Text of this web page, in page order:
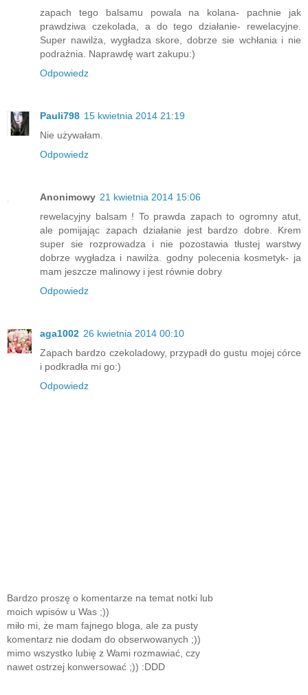
zapach tego balsamu powala na kolana- pachnie jak
prawdziwa czekolada, a do tego działanie- rewelacyjne.
Super nawilża, wygładza skore, dobrze sie wchłania i nie
podrażnia. Naprawdę wart zakupu:)
Odpowiedz
Pauli798 15 kwietnia 2014 21:19
Nie używałam.
Odpowiedz
Anonimowy 21 kwietnia 2014 15:06
rewelacyjny balsam ! To prawda zapach to ogromny atut,
ale pomijając zapach działanie jest bardzo dobre. Krem
super sie rozprowadza i nie pozostawia tłustej warstwy
dobrze wygładza i nawilża. godny polecenia kosmetyk- ja
mam jeszcze malinowy i jest równie dobry
Odpowiedz
aga1002 26 kwietnia 2014 00:10
Zapach bardzo czekoladowy, przypadł do gustu mojej córce
i podkradła mi go:)
Odpowiedz
Bardzo proszę o komentarze na temat notki lub
moich wpisów u Was ;))
miło mi, że mam fajnego bloga, ale za pusty
komentarz nie dodam do obserwowanych ;))
mimo wszystko lubię z Wami rozmawiać, czy
nawet ostrzej konwersować ;)) :DDD